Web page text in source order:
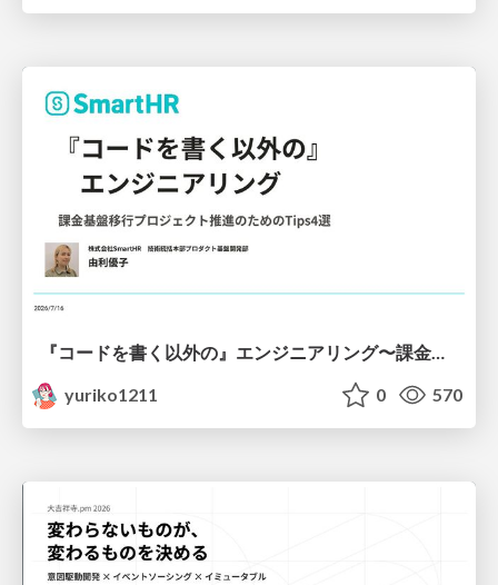
『コードを書く以外の』エンジニアリング〜課金基盤移行プロジェクト推進のためのTips4選
yuriko1211
0 570